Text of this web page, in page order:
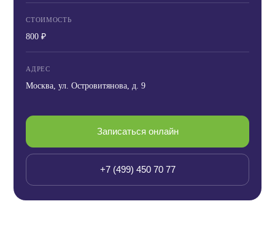
СТОИМОСТЬ
800 ₽
АДРЕС
Москва, ул. Островитянова, д. 9
Записаться онлайн
+7 (499) 450 70 77